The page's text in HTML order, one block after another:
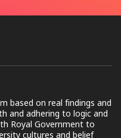
based on real findings and
and adhering to logic and
Royal Government to
cultures and belief